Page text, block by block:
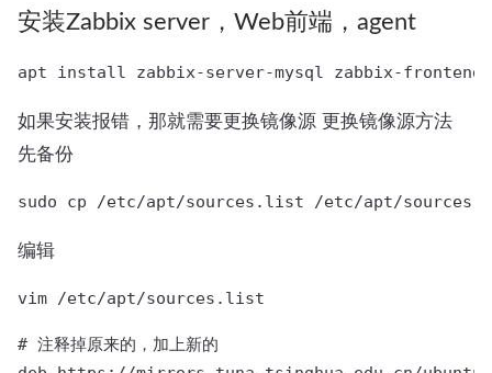
安装Zabbix server，Web前端，agent
如果安装报错，那就需要更换镜像源 更换镜像源方法
先备份
编辑
# 注释掉原来的，加上新的